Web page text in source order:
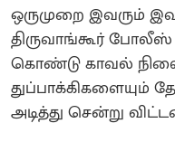
ஒருமுறை இவரும்
திருவாங்கூர்
கொண்டு காவல்
அடித்து சென்று